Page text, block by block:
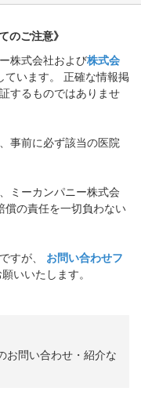
のご注意》
株式会社および株式会
ています。 正確な情報掲
するものではありませ
事前に必ず該当の医院
ミーカンパニー株式会
償の責任を一切負わない
すが、
お問い合わせフ
いいたします。
お問い合わせ・紹介な